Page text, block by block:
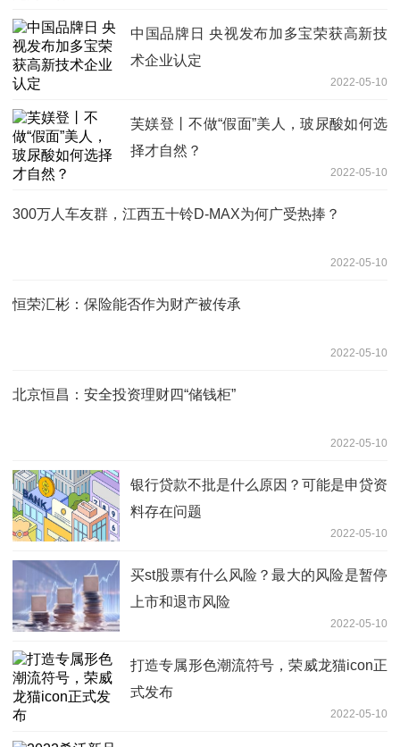
中国品牌日 央视发布加多宝荣获高新技
术企业认定
2022-05-10
芙媄登丨不做“假面”美人，玻尿酸如何选
择才自然？
2022-05-10
300万人车友群，江西五十铃D-MAX为何广受热捧？
2022-05-10
恒荣汇彬：保险能否作为财产被传承
2022-05-10
北京恒昌：安全投资理财四“储钱柜”
2022-05-10
银行贷款不批是什么原因？可能是申贷资
料存在问题
2022-05-10
买st股票有什么风险？最大的风险是暂停
上市和退市风险
2022-05-10
打造专属形色潮流符号，荣威龙猫icon正
式发布
2022-05-10